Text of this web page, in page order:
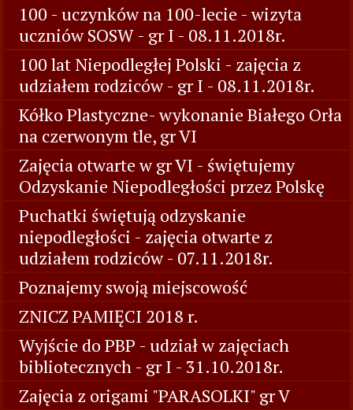
100 - uczynków na 100-lecie - wizyta
uczniów SOSW - gr I - 08.11.2018r.
100 lat Niepodległej Polski - zajęcia z
udziałem rodziców - gr I - 08.11.2018r.
Kółko Plastyczne- wykonanie Białego Orła
na czerwonym tle, gr VI
Zajęcia otwarte w gr VI - świętujemy
Odzyskanie Niepodległości przez Polskę
Puchatki świętują odzyskanie
niepodległości - zajęcia otwarte z
udziałem rodziców - 07.11.2018r.
Poznajemy swoją miejscowość
ZNICZ PAMIĘCI 2018 r.
Wyjście do PBP - udział w zajęciach
bibliotecznych - gr I - 31.10.2018r.
Zajęcia z origami "PARASOLKI" gr V